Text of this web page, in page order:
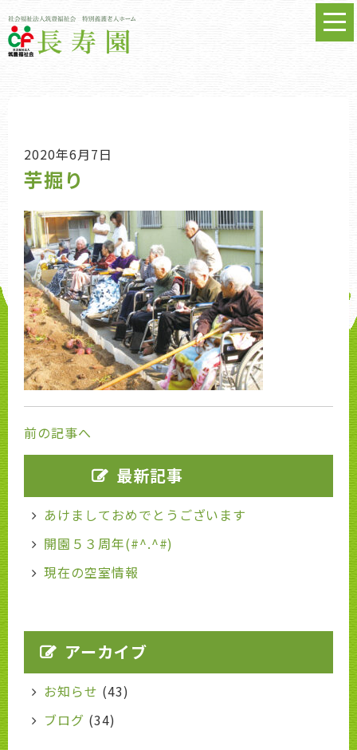
2020年6月7日
芋掘り
前の記事へ
最新記事
あけましておめでとうございます
開園５３周年(#^.^#)
現在の空室情報
アーカイブ
お知らせ (43)
ブログ (34)